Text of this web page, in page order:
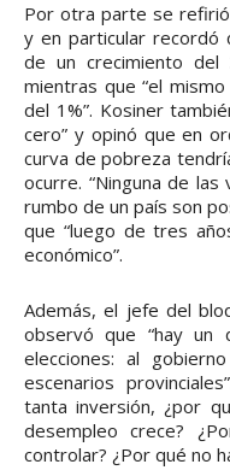
Por otra parte se refirió
y en particular recordó
de un crecimiento del
mientras que “el
del 1%”. Kosiner
cero” y opinó que en
curva de pobreza
ocurre. “Ninguna de
rumbo de un país son
que “luego de tres
económico”.
Además, el jefe del
observó que “hay
elecciones: al
escenarios
tanta inversión, ¿por
desempleo crece?
controlar? ¿Por qué no